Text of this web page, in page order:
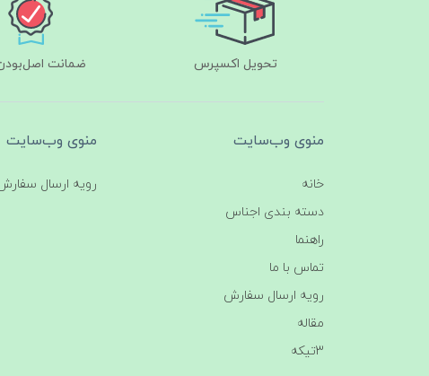
تحویل اکسپرس ضمانت اصل‌بودن
منوی وب‌سایت
خانه
دسته بندی اجناس
راهنما
تماس با ما
رویه ارسال سفارش
مقاله
3تیکه
منوی وب‌سایت
رویه ارسال